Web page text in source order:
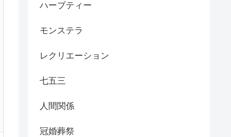
ハーブティー
モンステラ
レクリエーション
七五三
人間関係
冠婚葬祭